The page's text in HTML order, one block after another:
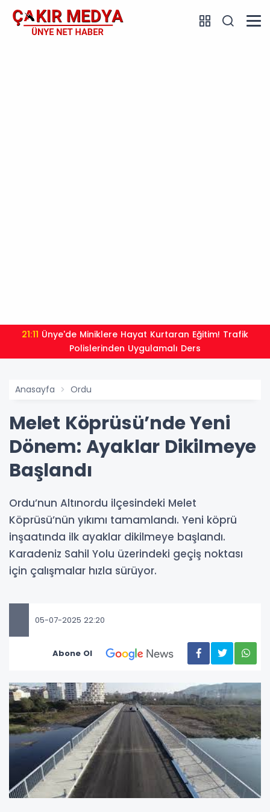
21:11
Polislerinden Uygulamalı Ders
Anasayfa Ordu
Melet Köprüsü’nde Yeni
Dönem: Ayaklar Dikilmeye
Başlandı
Ordu’nun Altınordu ilçesindeki Melet
Köprüsü’nün yıkımı tamamlandı. Yeni köprü
inşaatında ilk ayaklar dikilmeye başlandı.
Karadeniz Sahil Yolu üzerindeki geçiş noktası
için çalışmalar hızla sürüyor.
05-07-2025 22:20
Abone Ol